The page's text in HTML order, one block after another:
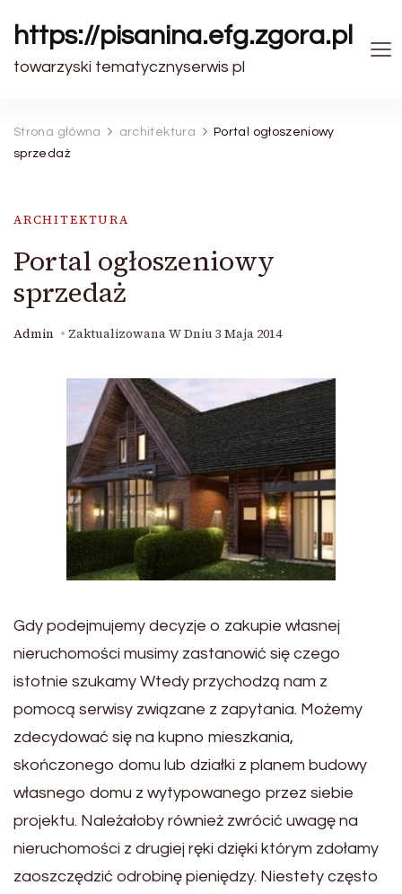
https://pisanina.efg.zgora.pl
towarzyski tematycznyserwis pl
Strona główna architektura
Portal ogłoszeniowy
sprzedaż
ARCHITEKTURA
Portal ogłoszeniowy
sprzedaż
Admin Zaktualizowana W Dniu 3 Maja 2014
Gdy podejmujemy decyzje o zakupie własnej
nieruchomości musimy zastanowić się czego
istotnie szukamy Wtedy przychodzą nam z
pomocą serwisy związane z zapytania. Możemy
zdecydować się na kupno mieszkania,
skończonego domu lub działki z planem budowy
własnego domu z wytypowanego przez siebie
projektu. Należałoby również zwrócić uwagę na
nieruchomości z drugiej ręki dzięki którym zdołamy
zaoszczędzić odrobinę pieniędzy. Niestety często